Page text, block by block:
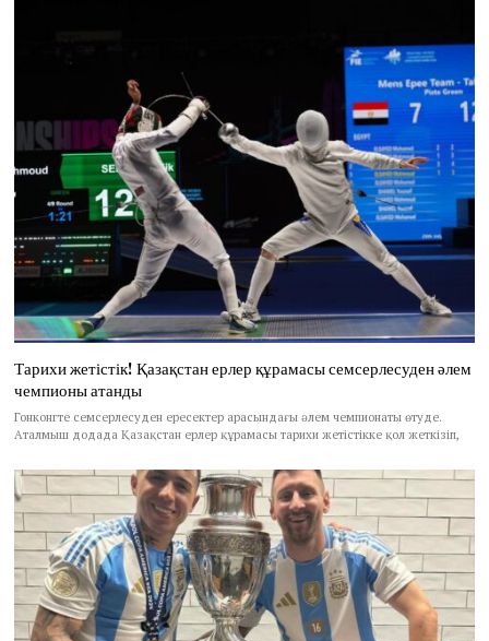
Тарихи жетістік! Қазақстан ерлер құрамасы семсерлесуден әлем
чемпионы атанды
Гонконгте семсерлесуден ересектер арасындағы әлем чемпионаты өтуде.
Аталмыш додада Қазақстан ерлер құрамасы тарихи жетістікке қол жеткізіп,